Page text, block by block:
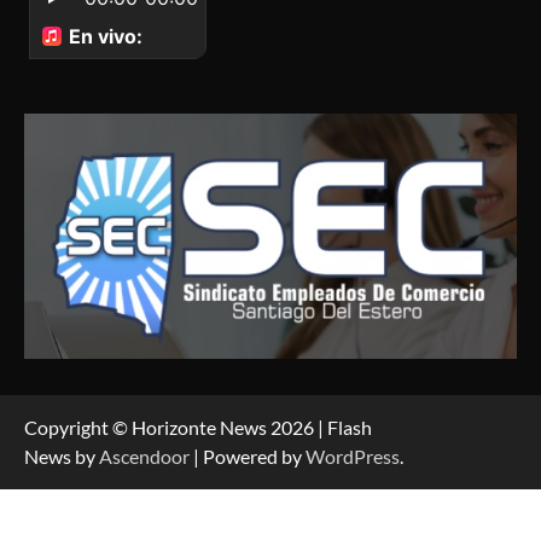
Copyright © Horizonte News 2026 | Flash
News byAscendoor | Powered byWordPress.